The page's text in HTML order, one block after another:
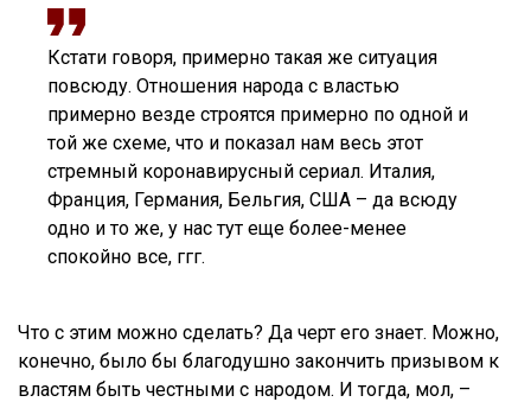
Кстати говоря, примерно такая же ситуация
повсюду. Отношения народа с властью
примерно везде строятся примерно по одной и
той же схеме, что и показал нам весь этот
стремный коронавирусный сериал. Италия,
Франция, Германия, Бельгия, США – да всюду
одно и то же, у нас тут еще более-менее
спокойно все, ггг.
Что с этим можно сделать? Да черт его знает. Можно,
конечно, было бы благодушно закончить призывом к
властям быть честными с народом. И тогда, мол, –